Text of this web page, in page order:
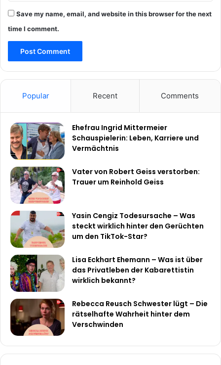
Save my name, email, and website in this browser for the next
time I comment.
Popular Recent Comments
Ehefrau Ingrid Mittermeier
Schauspielerin: Leben, Karriere und
Vermächtnis
Vater von Robert Geiss verstorben:
Trauer um Reinhold Geiss
Yasin Cengiz Todesursache – Was
steckt wirklich hinter den Gerüchten
um den TikTok-Star?
Lisa Eckhart Ehemann – Was ist über
das Privatleben der Kabarettistin
wirklich bekannt?
Rebecca Reusch Schwester lügt – Die
rätselhafte Wahrheit hinter dem
Verschwinden